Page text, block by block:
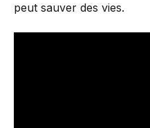
peut sauver des vies.